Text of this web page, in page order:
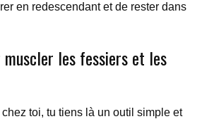
en redescendant et de rester dans
muscler les fessiers et les
toi, tu tiens là un outil simple et